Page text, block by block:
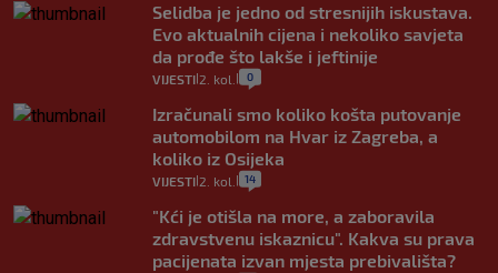
Selidba je jedno od stresnijih iskustava.
Evo aktualnih cijena i nekoliko savjeta
da prođe što lakše i jeftinije
VIJESTI 2. kol. 0
Izračunali smo koliko košta putovanje
automobilom na Hvar iz Zagreba, a
koliko iz Osijeka
VIJESTI 2. kol. 14
"Kći je otišla na more, a zaboravila
zdravstvenu iskaznicu". Kakva su prava
pacijenata izvan mjesta prebivališta?